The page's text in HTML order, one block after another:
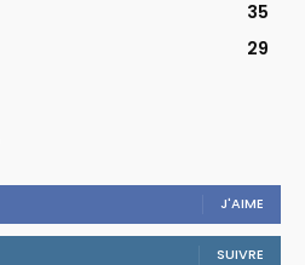
35
29
J'AIME
SUIVRE